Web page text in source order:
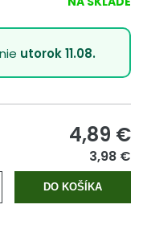
utorok 11.08.
4,89 €
3,98 €
DO KOŠÍKA